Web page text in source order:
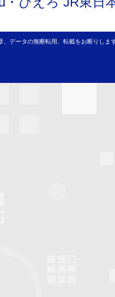
データの無断転用、転載をお断りしま